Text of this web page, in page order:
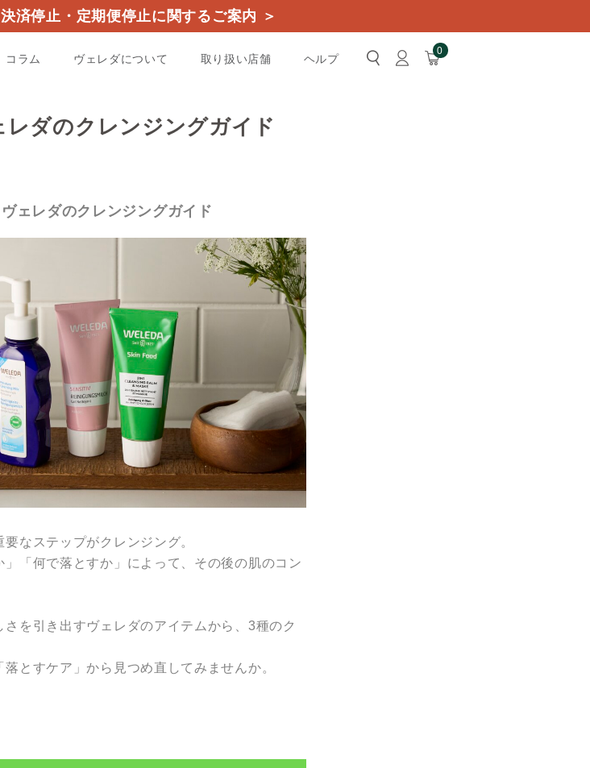
済停止・定期便停止に関するご案内 ＞
0
コラム ヴェレダについて 取り扱い店舗 ヘルプ
レダのクレンジングガイド
ェレダのクレンジングガイド
なステップがクレンジング。
「何で落とすか」によって、その後の肌のコン
を引き出すヴェレダのアイテムから、3種のク
とすケア」から見つめ直してみませんか。